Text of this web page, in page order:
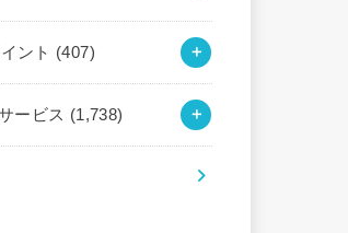
ント (407)
ービス (1,738)